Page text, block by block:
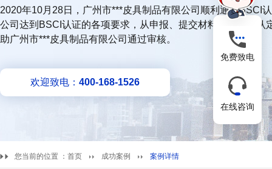
2020年10月28日，广州市***皮具制品有限公司顺利通过BSCI
公司达到BSCI认证的各项要求，从申报、提交材料、审查、
助广州市***皮具制品有限公司通过审核。
欢迎致电： 400-168-1526
您当前的位置 ： 首页 成功案例 案例详情
免费致电
在线咨询